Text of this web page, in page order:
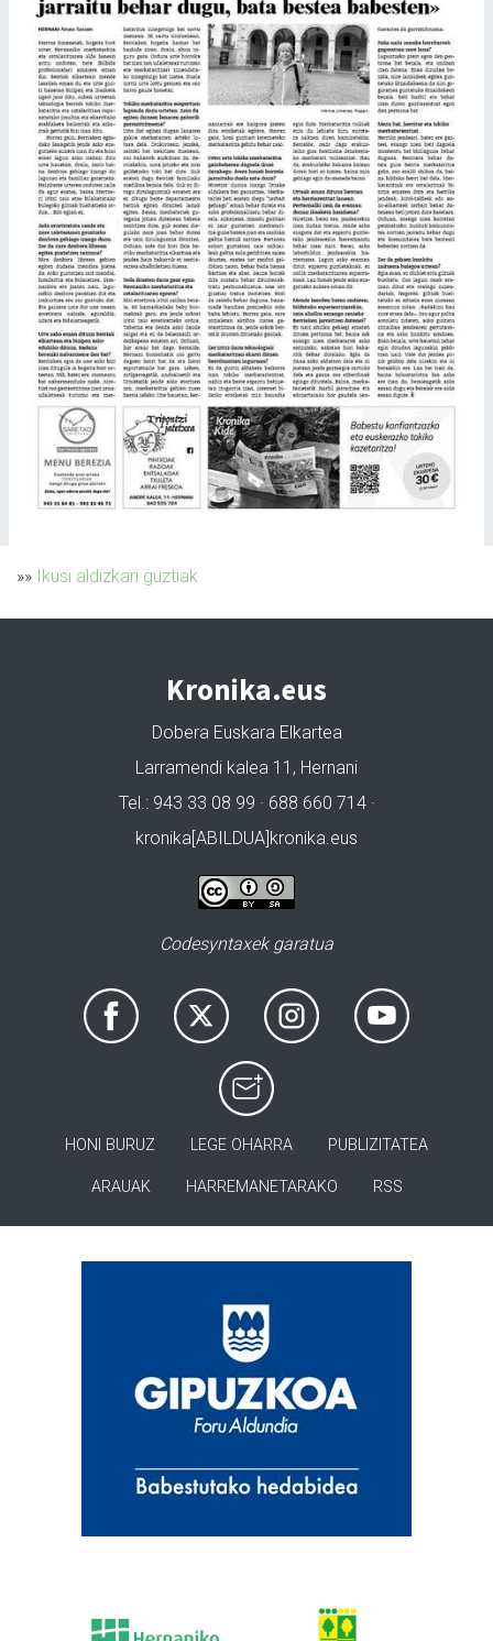
»» Ikusi aldizkari guztiak
Kronika.eus
Dobera Euskara Elkartea
Larramendi kalea 11, Hernani
Tel.: 943 33 08 99 · 688 660 714 ·
kronika[ABILDUA]kronika.eus
Codesyntaxek garatua
HONI BURUZ LEGE OHARRA PUBLIZITATEA
ARAUAK HARREMANETARAKO RSS